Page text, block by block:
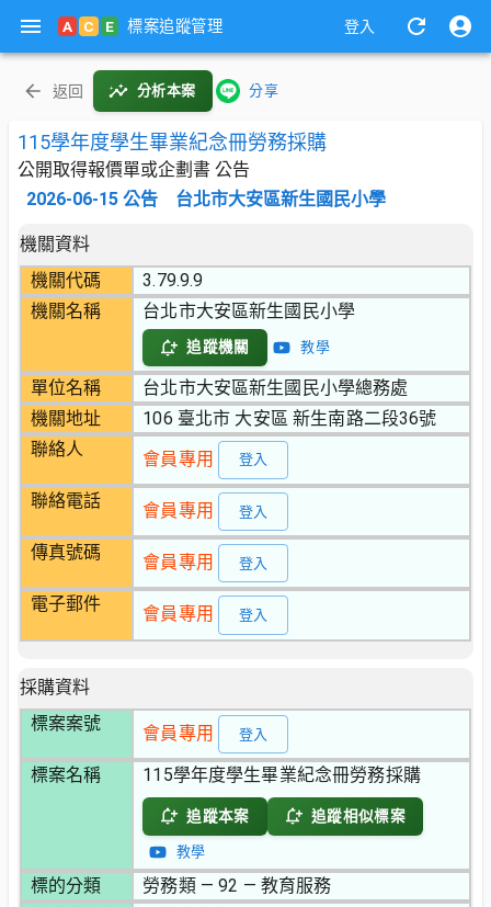
A C E 標案追蹤管理 登入
返回 分析本案 分享
115學年度學生畢業紀念冊勞務採購
公開取得報價單或企劃書 公告
2026-06-15 公告 台北市大安區新生國民小學
機關資料
機關代碼
3.79.9.9
機關名稱
台北市大安區新生國民小學
追蹤機關 教學
單位名稱
台北市大安區新生國民小學總務處
機關地址
106 臺北市 大安區 新生南路二段36號
聯絡人
會員專用 登入
聯絡電話 會員專用 登入
傳真號碼 會員專用 登入
電子郵件 會員專用 登入
採購資料
標案案號
會員專用 登入
標案名稱 115學年度學生畢業紀念冊勞務採購
追蹤本案 追蹤相似標案
教學
標的分類
勞務類 — 92 — 教育服務